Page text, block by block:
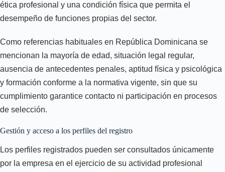
ética profesional y una condición física que permita el
desempeño de funciones propias del sector.
Como referencias habituales en República Dominicana se
mencionan la mayoría de edad, situación legal regular,
ausencia de antecedentes penales, aptitud física y psicológica
y formación conforme a la normativa vigente, sin que su
cumplimiento garantice contacto ni participación en procesos
de selección.
Gestión y acceso a los perfiles del registro
Los perfiles registrados pueden ser consultados únicamente
por la empresa en el ejercicio de su actividad profesional